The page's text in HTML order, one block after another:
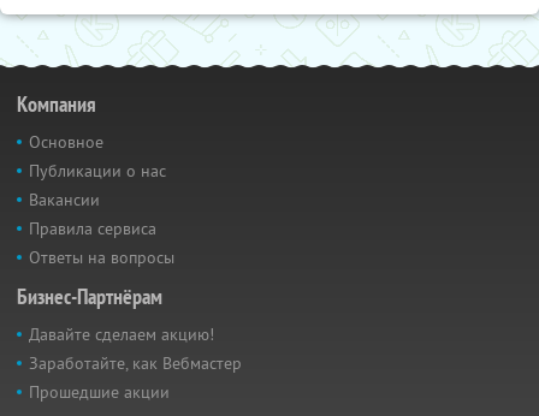
Компания
Основное
Публикации о нас
Вакансии
Правила сервиса
Ответы на вопросы
Бизнес-Партнёрам
Давайте сделаем акцию!
Заработайте, как Вебмастер
Прошедшие акции